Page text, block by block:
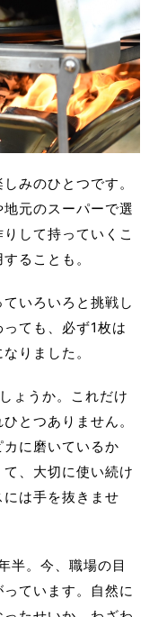
みのひとつです。
元のスーパーで選
して持っていくこ
ることも。
いろいろと挑戦し
ても、必ず1枚は
りました。
ょうか。これだけ
とつありません。
に磨いているか
、大切に使い続け
は手を抜きませ
半。今、職場の目
ています。自然に